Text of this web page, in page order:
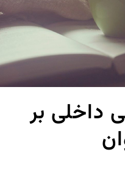
داخلی بر